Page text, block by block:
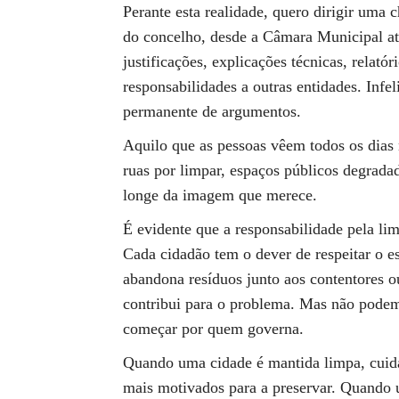
Perante esta realidade, quero dirigir uma
do concelho, desde a Câmara Municipal
justificações, explicações técnicas,
responsabilidades a outras entidades.
permanente de argumentos.
Aquilo que as pessoas vêem todos os
ruas por limpar, espaços públicos
longe da imagem que merece.
É evidente que a responsabilidade pela
Cada cidadão tem o dever de respeitar o
abandona resíduos junto aos contentores
contribui para o problema. Mas não
começar por quem governa.
Quando uma cidade é mantida limpa,
mais motivados para a preservar.